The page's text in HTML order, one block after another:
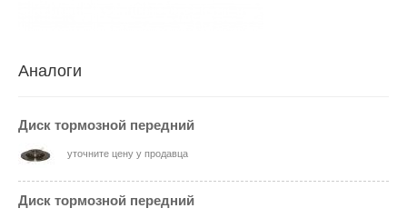
Аналоги
Диск тормозной передний
уточните цену у продавца
Диск тормозной передний